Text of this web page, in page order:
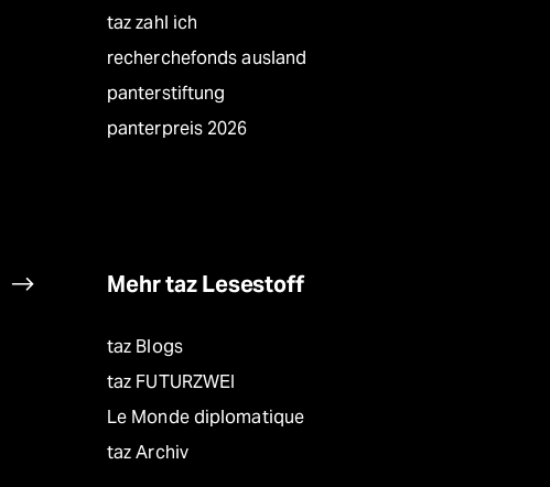
taz zahl ich
recherchefonds ausland
panterstiftung
panterpreis 2026
Mehr taz Lesestoff
taz Blogs
taz FUTURZWEI
Le Monde diplomatique
taz Archiv